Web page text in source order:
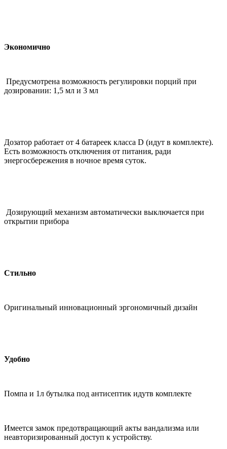
Экономично
Предусмотрена возможность регулировки порций при
дозировании: 1,5 мл и 3 мл
Дозатор работает от 4 батареек класса D (идут в комплекте).
Есть возможность отключения от питания, ради
энергосбережения в ночное время суток.
Дозирующий механизм автоматически выключается при
открытии прибора
Стильно
Оригинальный инновационный эргономичный дизайн
Удобно
Помпа и 1л бутылка под антисептик идутв комплекте
Имеется замок предотвращающий акты вандализма или
неавторизированный доступ к устройству.